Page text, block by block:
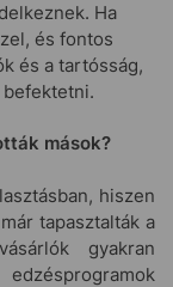
Ha
és fontos
és a tartósság,
befektetni.
mások?
hiszen
tapasztalták a
gyakran